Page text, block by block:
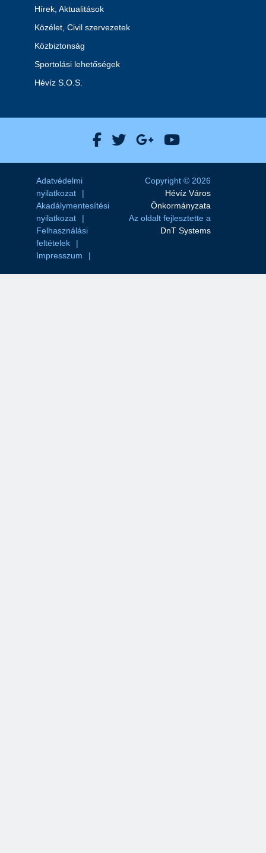
Hírek, Aktualitások
Közélet, Civil szervezetek
Közbiztonság
Sportolási lehetőségek
Hévíz S.O.S.
Hévíz Város Facebook
Hévíz Város X
Hévíz Város
Hévíz Város
Adatvédelmi
nyilatkozat
Akadálymentesítési
nyilatkozat
Felhasználási
feltételek
Impresszum
Copyright © 2026
Hévíz Város
Önkormányzata
Az oldalt fejlesztette a
DnT Systems